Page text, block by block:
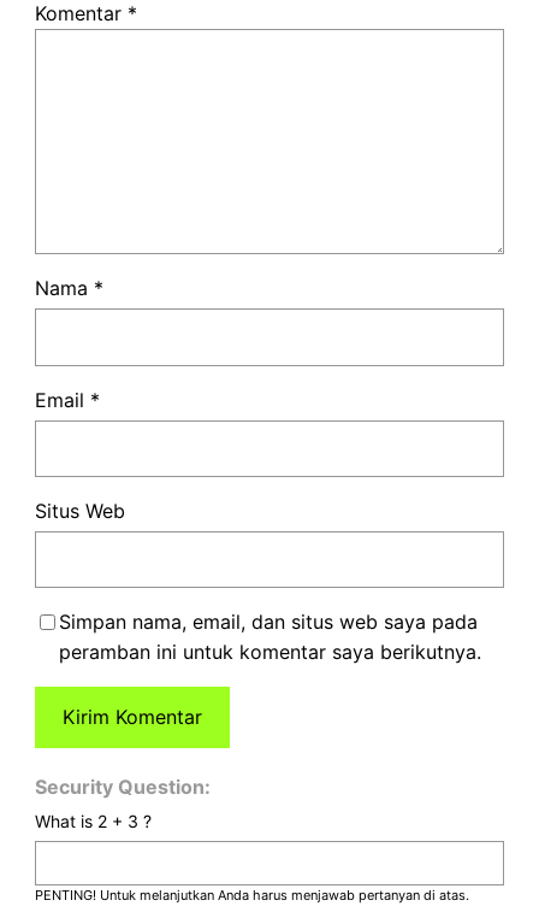
Komentar *
Nama *
Email *
Situs Web
Simpan nama, email, dan situs web saya pada
peramban ini untuk komentar saya berikutnya.
Security Question:
What is 2 + 3 ?
PENTING! Untuk melanjutkan Anda harus menjawab pertanyan di atas.